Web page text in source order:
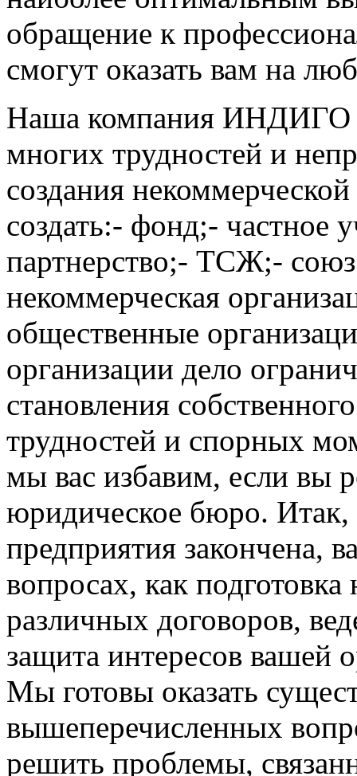
обращение к
смогут оказать вам на
Наша компания ИНДИГО
многих трудностей и
создания
создать:- фонд;- частное
партнерство;- ТСЖ;-
некоммерческая
общественные
организации дело
становления
трудностей и спорных
мы вас избавим, если вы
юридическое бюро. Итак,
предприятия закончена,
вопросах, как
различных договоров,
защита интересов вашей
Мы готовы оказать
вышеперечисленных
решить проблемы,